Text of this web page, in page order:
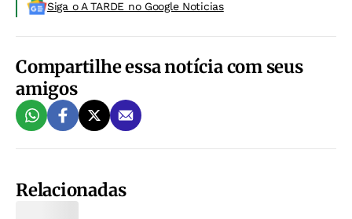
Siga o A TARDE no Google Noticias
Compartilhe essa notícia com seus
amigos
Relacionadas